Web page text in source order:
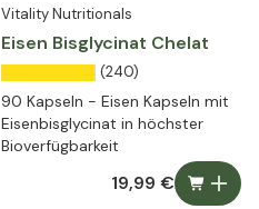
Vitality Nutritionals
Eisen Bisglycinat Chelat
(240)
90 Kapseln - Eisen Kapseln mit
Eisenbisglycinat in höchster
Bioverfügbarkeit
19,99 €